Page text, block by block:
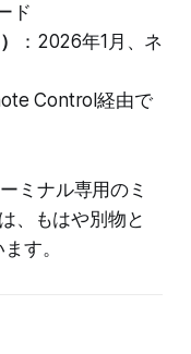
ド
：2026年1月、ネ
Control経由で
ミナル専用のミ
、もはや別物と
す。